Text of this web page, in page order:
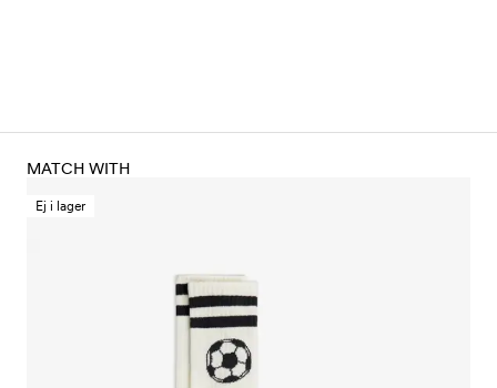
MATCH WITH
Ej i lager